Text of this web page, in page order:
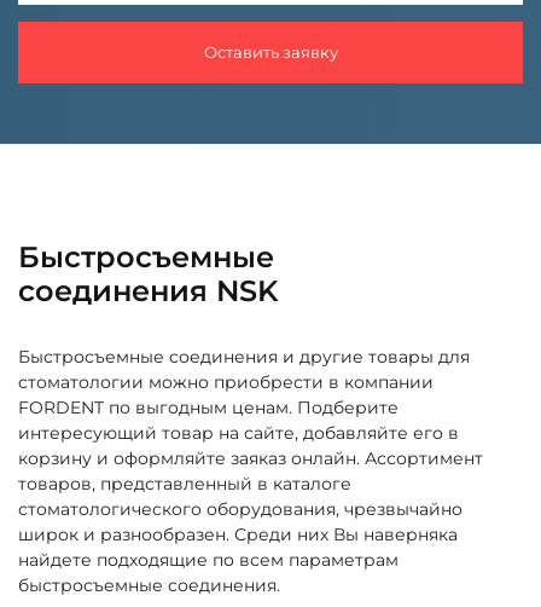
Оставить заявку
Быстросъемные
соединения NSK
Быстросъемные соединения и другие товары для
стоматологии можно приобрести в компании
FORDENT по выгодным ценам. Подберите
интересующий товар на сайте, добавляйте его в
корзину и оформляйте заяказ онлайн. Ассортимент
товаров, представленный в каталоге
стоматологического оборудования, чрезвычайно
широк и разнообразен. Среди них Вы наверняка
найдете подходящие по всем параметрам
быстросъемные соединения.